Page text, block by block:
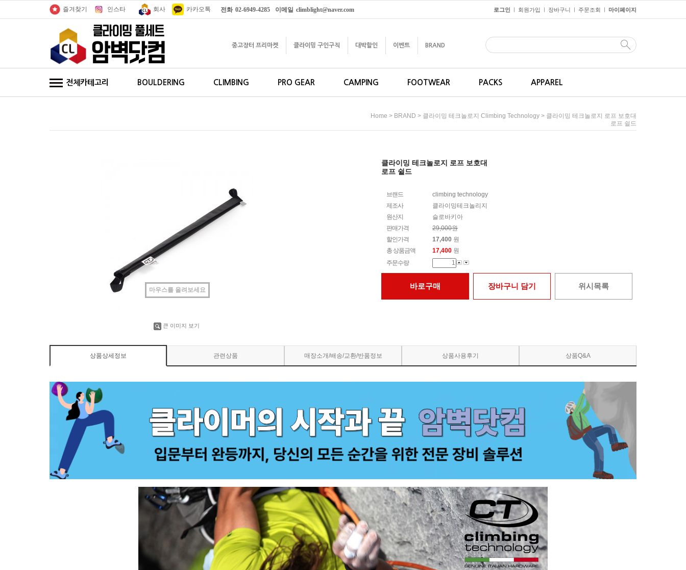
즐겨찾기 인스타 카카오톡
회사 전화 02-6949-4285 이메일 climblight@naver.com 로그인 ㅣ 회원가입 ㅣ 장바구니 ㅣ 주문조회 ㅣ 마이페이지
중고장터 프리마켓 클라이밍 구인구직 대박할인 이벤트 BRAND
전체카테고리 BOULDERING CLIMBING PRO GEAR CAMPING FOOTWEAR PACKS APPAREL
Home > BRAND > 클라이밍 테크놀로지 Climbing Technology > 클라이밍 테크놀로지 로프 보호대
로프 쉴드
마우스를 올려보세요
큰 이미지 보기
클라이밍 테크놀로지 로프 보호대
로프 쉴드
브랜드
climbing technology
제조사
클라이밍테크놀리지
원산지
슬로바키아
판매가격
29,000원
할인가격
17,400 원
총 상품금액
17,400 원
주문수량
바로구매 장바구니 담기 위시목록
상품상세정보 관련상품 매장소개/배송/교환/반품정보 상품사용후기 상품Q&A